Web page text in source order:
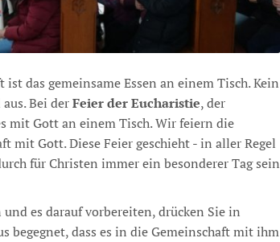
das gemeinsame Essen an einem Tisch. Kein
Bei derFeier der Eucharistie, der
mit Gott an einem Tisch. Wir feiern die
mit Gott. Diese Feier geschieht - in aller Regel
für Christen immer ein besonderer Tag sein
es darauf vorbereiten, drücken Sie in
begegnet, dass es in die Gemeinschaft mit ihm